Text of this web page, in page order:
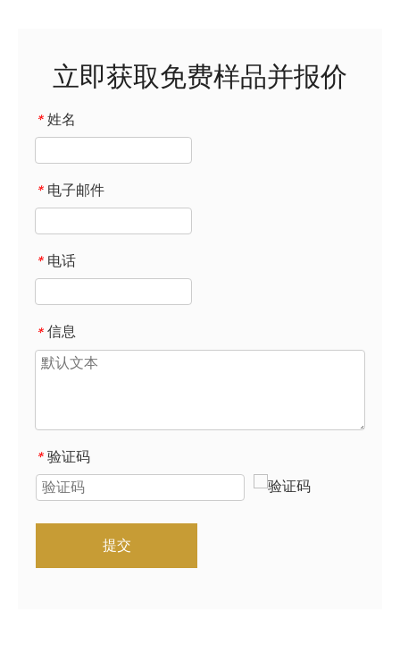
立即获取免费样品并报价
* 姓名
* 电子邮件
* 电话
* 信息
* 验证码
提交